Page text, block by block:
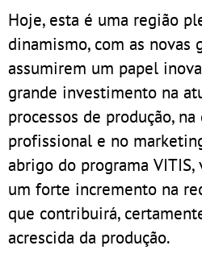
Hoje, esta é uma região
dinamismo, com as novas
assumirem um papel
grande investimento na
processos de produção,
profissional e no
abrigo do programa
um forte incremento na
que contribuirá,
acrescida da produção.